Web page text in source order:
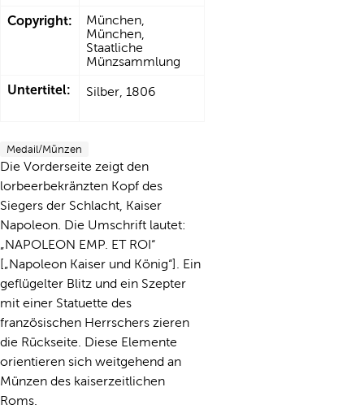
Copyright:
München,
München,
Staatliche
Münzsammlung
Untertitel: Silber, 1806
Medail/Münzen
Die Vorderseite zeigt den
lorbeerbekränzten Kopf des
Siegers der Schlacht, Kaiser
Napoleon. Die Umschrift lautet:
„NAPOLEON EMP. ET ROI“
[„Napoleon Kaiser und König“]. Ein
geflügelter Blitz und ein Szepter
mit einer Statuette des
französischen Herrschers zieren
die Rückseite. Diese Elemente
orientieren sich weitgehend an
Münzen des kaiserzeitlichen
Roms.